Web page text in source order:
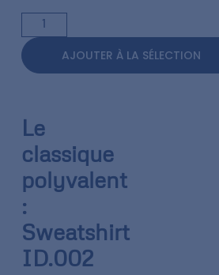
AJOUTER À LA SÉLECTION
Le
classique
polyvalent
:
Sweatshirt
ID.002